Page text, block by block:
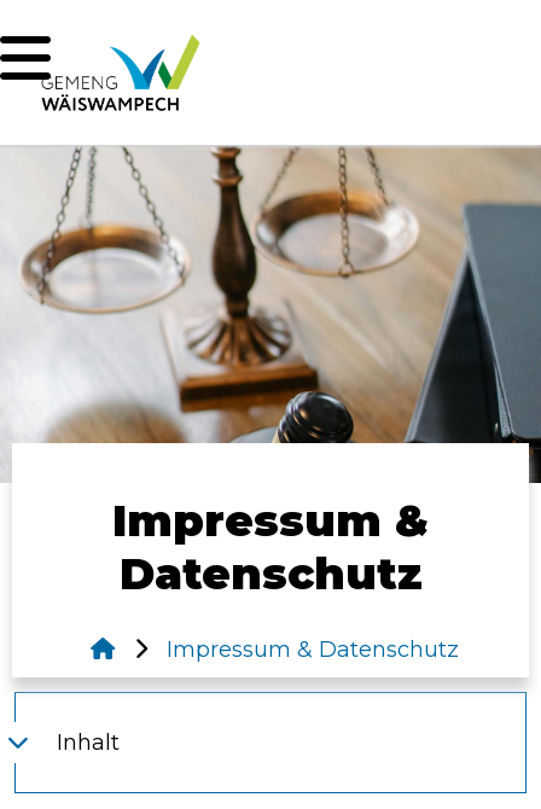
Impressum &
Datenschutz
Impressum & Datenschutz
Inhalt